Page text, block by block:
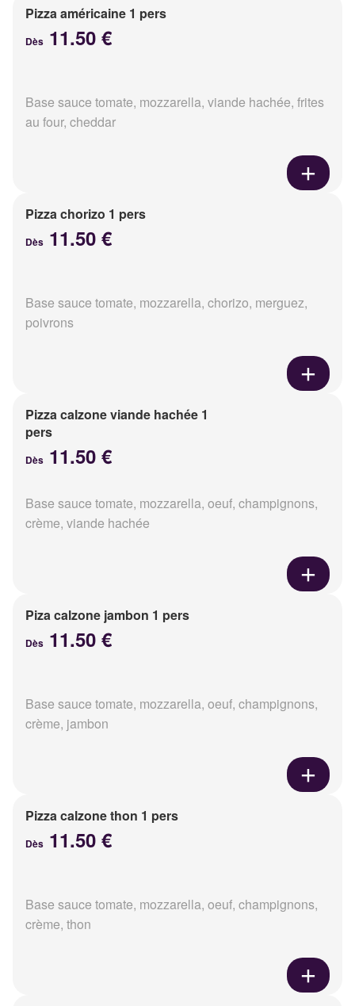
Pizza américaine 1 pers
Dès 11.50 €
Base sauce tomate, mozzarella, viande hachée, frites
au four, cheddar
Pizza chorizo 1 pers
Dès 11.50 €
Base sauce tomate, mozzarella, chorizo, merguez,
poivrons
Pizza calzone viande hachée 1
pers
Dès 11.50 €
Base sauce tomate, mozzarella, oeuf, champignons,
crème, viande hachée
Piza calzone jambon 1 pers
Dès 11.50 €
Base sauce tomate, mozzarella, oeuf, champignons,
crème, jambon
Pizza calzone thon 1 pers
Dès 11.50 €
Base sauce tomate, mozzarella, oeuf, champignons,
crème, thon